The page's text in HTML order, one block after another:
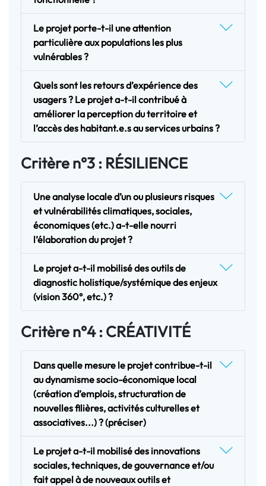
Le projet porte-t-il une attention
particulière aux populations les plus
vulnérables ?
Quels sont les retours d’expérience des
usagers ? Le projet a-t-il contribué à
améliorer la perception du territoire et
l’accès des habitant.e.s au services urbains ?
Critère n°3 : RÉSILIENCE
Une analyse locale d’un ou plusieurs risques
et vulnérabilités climatiques, sociales,
économiques (etc.) a-t-elle nourri
l’élaboration du projet ?
Le projet a-t-il mobilisé des outils de
diagnostic holistique/systémique des enjeux
(vision 360°, etc.) ?
Critère n°4 : CRÉATIVITÉ
Dans quelle mesure le projet contribue-t-il
au dynamisme socio-économique local
(création d’emplois, structuration de
nouvelles filières, activités culturelles et
associatives...) ? (préciser)
Le projet a-t-il mobilisé des innovations
sociales, techniques, de gouvernance et/ou
fait appel à de nouveaux outils et